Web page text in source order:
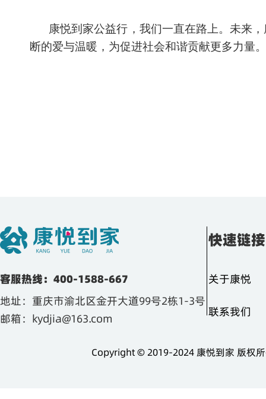
康悦到家公益行，我们一直在路上。未来
断的爱与温暖，为促进社会和谐贡献更多力量。
客服热线：400-1588-667
地址：重庆市渝北区金开大道99号2栋1-3号
邮箱：kydjia@163.com
快速链接
关于康悦
联系我们
Copyright © 2019-2024 康悦到家 版